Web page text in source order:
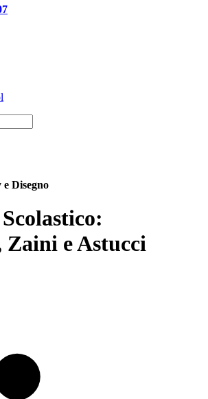
Disegno
e Astucci